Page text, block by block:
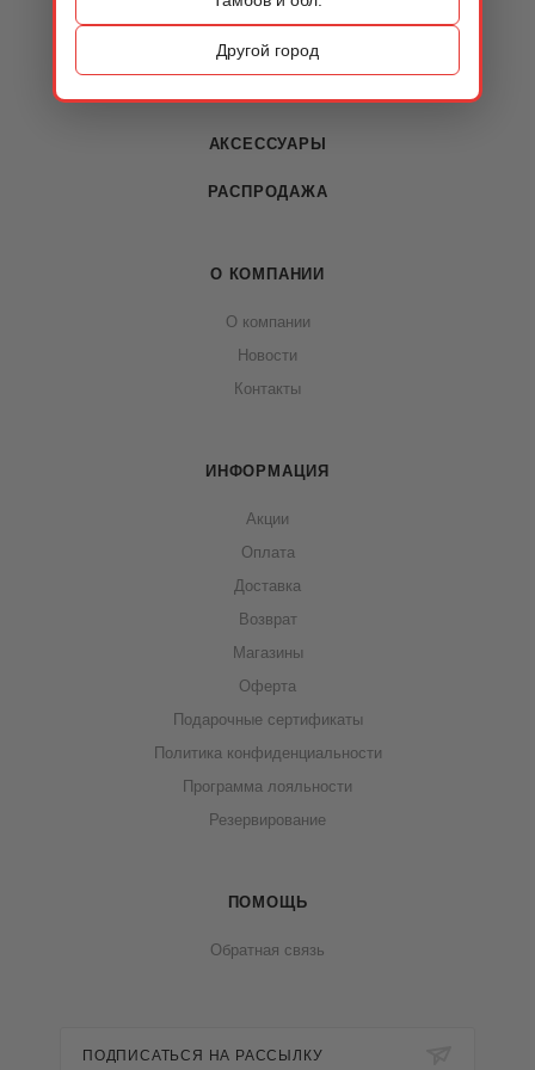
Другой город
ОБУВЬ
СУМКИ
АКСЕССУАРЫ
РАСПРОДАЖА
О КОМПАНИИ
О компании
Новости
Контакты
ИНФОРМАЦИЯ
Акции
Оплата
Доставка
Возврат
Магазины
Оферта
Подарочные сертификаты
Политика конфиденциальности
Программа лояльности
Резервирование
ПОМОЩЬ
Обратная связь
ПОДПИСАТЬСЯ НА РАССЫЛКУ